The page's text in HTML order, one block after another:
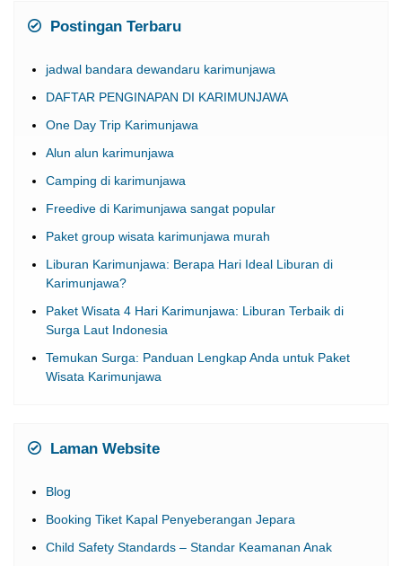
Postingan Terbaru
jadwal bandara dewandaru karimunjawa
DAFTAR PENGINAPAN DI KARIMUNJAWA
One Day Trip Karimunjawa
Alun alun karimunjawa
Camping di karimunjawa
Freedive di Karimunjawa sangat popular
Paket group wisata karimunjawa murah
Liburan Karimunjawa: Berapa Hari Ideal Liburan di
Karimunjawa?
Paket Wisata 4 Hari Karimunjawa: Liburan Terbaik di
Surga Laut Indonesia
Temukan Surga: Panduan Lengkap Anda untuk Paket
Wisata Karimunjawa
Laman Website
Blog
Booking Tiket Kapal Penyeberangan Jepara
Child Safety Standards – Standar Keamanan Anak